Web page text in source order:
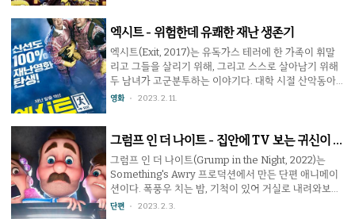
하지 못했던 달을 훔치기로 한다. 수축 광선 발사기를 도
둑질하지만 벡터에게 빼앗기고 말아 이를 되찾기 위해
그루는 고아들을 입양한다. 하지만 일은 뜻대로 되지 않
는다. 이 작품은 악당이 주인공이긴 하지만 그 악행이 가
벼운 수준이고 나중에 개과천선하기에 온 가족이 보기
딱 좋다. 여기에 더해서 그루가 입양한 세 자매에 결정적
엑시트 - 위험한데 유쾌한 재난 생존기
엑시트(Exit, 2017)는 유독가스 테러에 한 가족이 휘말
리고 그들을 살리기 위해, 그리고 스스로 살아남기 위해
두 남녀가 고군분투하는 이야기다. 대학 시절 산악동아
리에서 활약했던 용남은 취업에 실패한 상태. 어머니의
사람. 잔치가 끝나가던 즈음 가스 테러 사건이 일어나고
갈 곳이라고는 빌딩 옥상 뿐이지만 그 문은 잠겨있다. 과
연 이들은 살아남을 수 있을까? 우리나라에서는 흔치 않
은 재난 영화인데, 기대보다 매우 잘 만들어진 영화다.현
실적으로 구현이 힘든 부분은 과감하게 포기한 대신 재
난을 대하는 사람들과 살아 남으려는 의지를 중심에 두
영화 2023. 2. 11.
그럼프 인 더 나이트 - 집안에 TV 보는 귀신이 있
다
그럼프 인 더 나이트(Grump in the Night, 2022)는
Something's Awry 프로덕션에서 만든 단편 애니메이
션이다. 폭풍우 치는 밤, 기척이 있어 거실로 내려와보니
사람은 없는데 TV와 램프가 켜져 있었다. TV를 끄고 다
단편 2023. 2. 3.